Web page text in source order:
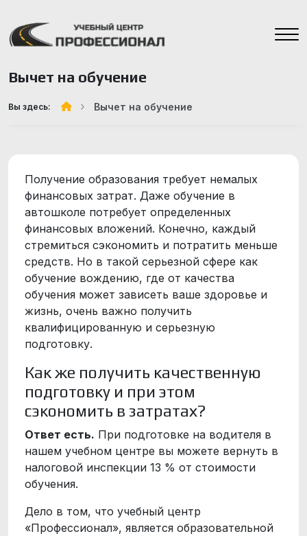
Вычет на обучение
Вы здесь: Вычет на обучение
Получение образования требует немалых
финансовых затрат. Даже обучение в
автошколе потребует определенных
финансовых вложений. Конечно, каждый
стремиться сэкономить и потратить меньше
средств. Но в такой серьезной сфере как
обучение вождению, где от качества
обучения может зависеть ваше здоровье и
жизнь, очень важно получить
квалифицированную и серьезную
подготовку.
Как же получить качественную
подготовку и при этом
сэкономить в затратах?
Ответ есть. При подготовке на водителя в
нашем учебном центре вы можете вернуть в
налоговой инспекции 13 % от стоимости
обучения.
Дело в том, что учебный центр
«Профессионал», является образовательной